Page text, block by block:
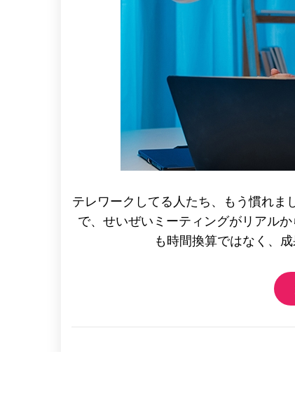
テレワークしてる人たち、もう慣れま
で、せいぜいミーティングがリアル
も時間換算ではなく、